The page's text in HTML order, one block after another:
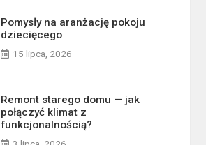
Pomysły na aranżację pokoju
dziecięcego
15 lipca, 2026
Remont starego domu — jak
połączyć klimat z
funkcjonalnością?